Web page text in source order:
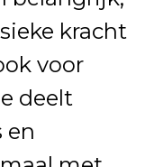
kracht
voor
deelt
en